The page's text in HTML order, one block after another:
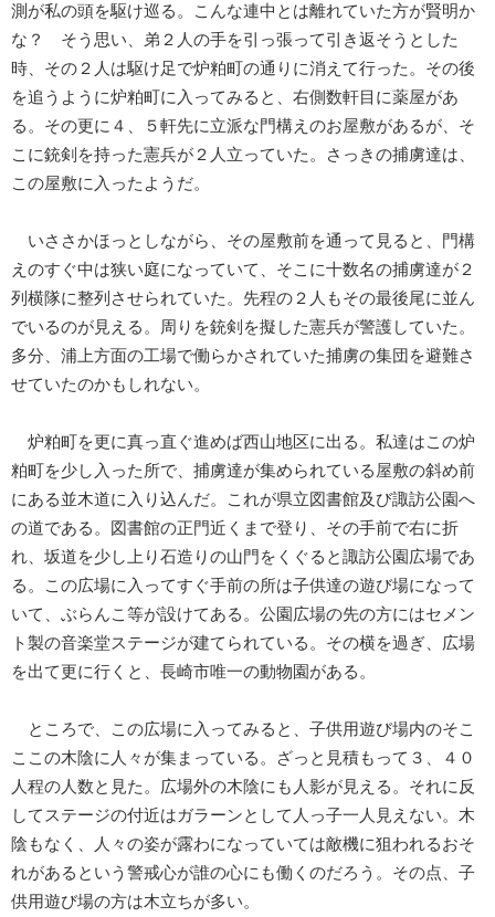
測が私の頭を駆け巡る。こんな連中とは離れていた方が賢明か
な？ そう思い、弟２人の手を引っ張って引き返そうとした
時、その２人は駆け足で炉粕町の通りに消えて行った。その後
を追うように炉粕町に入ってみると、右側数軒目に薬屋があ
る。その更に４、５軒先に立派な門構えのお屋敷があるが、そ
こに銃剣を持った憲兵が２人立っていた。さっきの捕虜達は、
この屋敷に入ったようだ。
いささかほっとしながら、その屋敷前を通って見ると、門構
えのすぐ中は狭い庭になっていて、そこに十数名の捕虜達が２
列横隊に整列させられていた。先程の２人もその最後尾に並ん
でいるのが見える。周りを銃剣を擬した憲兵が警護していた。
多分、浦上方面の工場で働らかされていた捕虜の集団を避難さ
せていたのかもしれない。
炉粕町を更に真っ直ぐ進めば西山地区に出る。私達はこの炉
粕町を少し入った所で、捕虜達が集められている屋敷の斜め前
にある並木道に入り込んだ。これが県立図書館及び諏訪公園へ
の道である。図書館の正門近くまで登り、その手前で右に折
れ、坂道を少し上り石造りの山門をくぐると諏訪公園広場であ
る。この広場に入ってすぐ手前の所は子供達の遊び場になって
いて、ぶらんこ等が設けてある。公園広場の先の方にはセメン
ト製の音楽堂ステージが建てられている。その横を過ぎ、広場
を出て更に行くと、長崎市唯一の動物園がある。
ところで、この広場に入ってみると、子供用遊び場内のそこ
ここの木陰に人々が集まっている。ざっと見積もって３、４０
人程の人数と見た。広場外の木陰にも人影が見える。それに反
してステージの付近はガラーンとして人っ子一人見えない。木
陰もなく、人々の姿が露わになっていては敵機に狙われるおそ
れがあるという警戒心が誰の心にも働くのだろう。その点、子
供用遊び場の方は木立ちが多い。